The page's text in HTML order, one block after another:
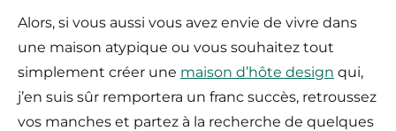
Alors, si vous aussi vous avez envie de vivre dans
une maison atypique ou vous souhaitez tout
simplement créer une maison d’hôte design qui,
j’en suis sûr remportera un franc succès, retroussez
vos manches et partez à la recherche de quelques